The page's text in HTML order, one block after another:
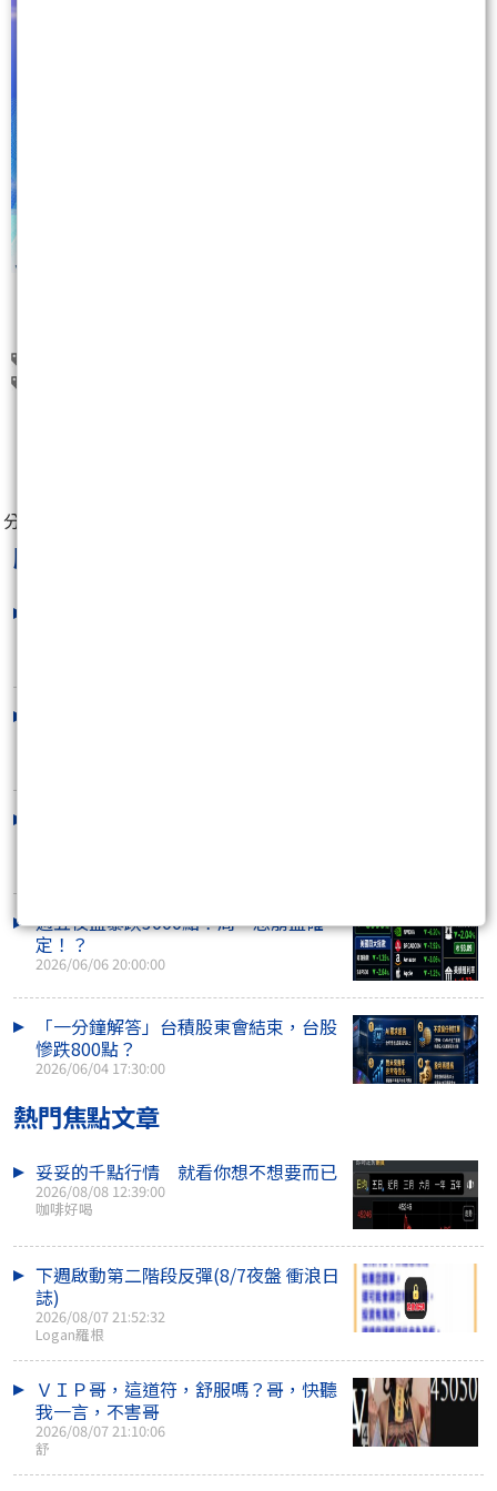
分享至：
股市貴公子鐘崑禎
週五夜盤暴跌3000點！周一恐崩盤確
定！？
2026/06/06 20:00:00
「一分鐘解答」台積股東會結束，台股
慘跌800點？
2026/06/04 17:30:00
熱門焦點文章
妥妥的千點行情 就看你想不想要而已
2026/08/08 12:39:00
咖啡好喝
下週啟動第二階段反彈(8/7夜盤 衝浪日
誌)
2026/08/07 21:52:32
Logan羅根
ＶＩＰ哥，這道符，舒服嗎？哥，快聽
我一言，不害哥
2026/08/07 21:10:06
舒